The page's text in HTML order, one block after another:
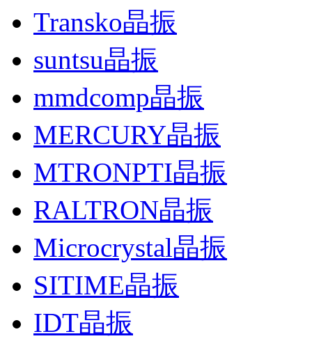
Transko晶振
suntsu晶振
mmdcomp晶振
MERCURY晶振
MTRONPTI晶振
RALTRON晶振
Microcrystal晶振
SITIME晶振
IDT晶振